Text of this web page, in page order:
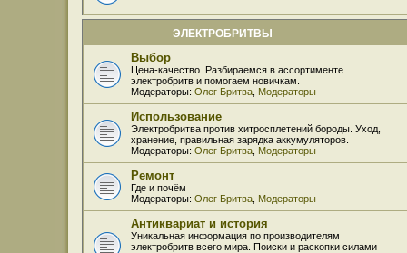
ЭЛЕКТРОБРИТВЫ
Выбор
Цена-качество. Разбираемся в ассортименте
электробритв и помогаем новичкам.
Модераторы: Олег Бритва Модераторы
Использование
Электробритва против хитросплетений бороды. Уход,
хранение, правильная зарядка аккумуляторов.
Модераторы: Олег Бритва Модераторы
Ремонт
Где и почём
Модераторы: Олег Бритва Модераторы
Антиквариат и история
Уникальная информация по производителям
электробритв всего мира. Поиски и раскопки силами